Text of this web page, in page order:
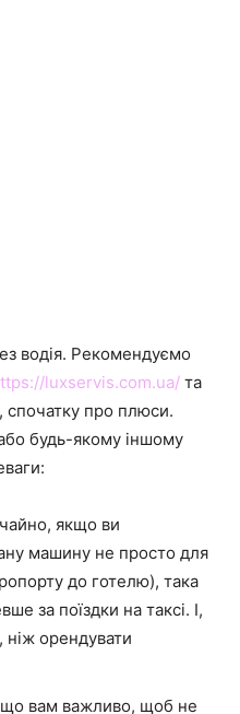
водія. Рекомендуємо
luxservis.com.ua/ та
спочатку про плюси.
будь-якому іншому
якщо ви
машину не просто для
до готелю), така
за поїздки на таксі. І,
ніж орендувати
вам важливо, щоб не